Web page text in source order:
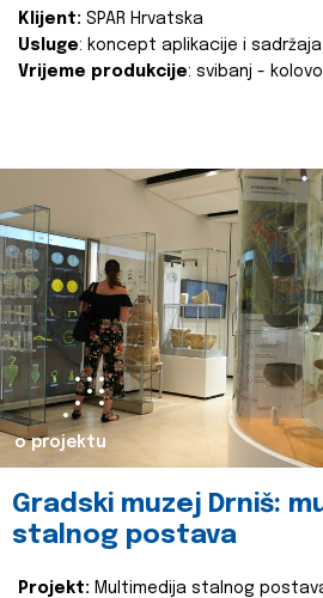
Klijent: SPAR Hrvatska
Usluge: koncept aplikacije i
Vrijeme produkcije: svibanj -
o projektu
Gradski muzej Drniš:
stalnog postava
Projekt: Multimedija stalnog